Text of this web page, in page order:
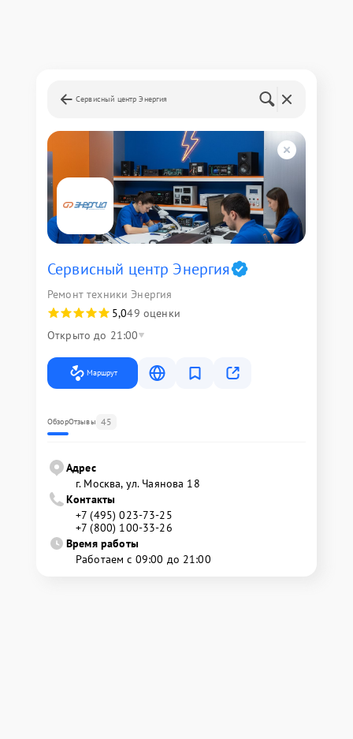
Сервисный центр Энергия
Сервисный центр Энергия
Ремонт техники Энергия
5,049 оценки
Открыто до 21:00
Маршрут
ОбзорОтзывы 45
Адрес
г. Москва, ул. Чаянова 18
Контакты
+7 (495) 023-73-25
+7 (800) 100-33-26
Время работы
Работаем с 09:00 до 21:00